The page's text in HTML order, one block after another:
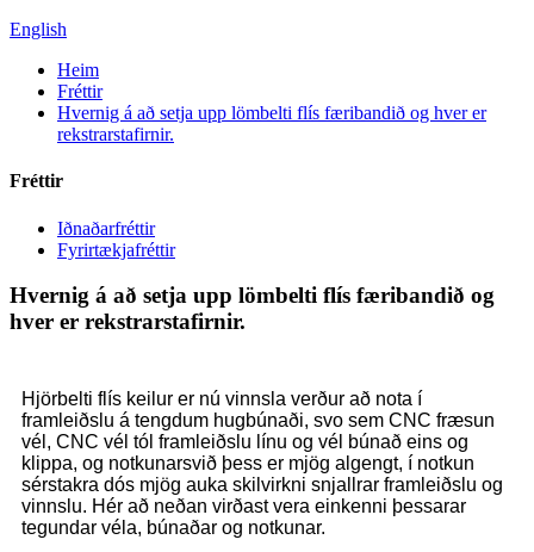
English
Heim
Fréttir
Hvernig á að setja upp lömbelti flís færibandið og hver er
rekstrarstafirnir.
Fréttir
Iðnaðarfréttir
Fyrirtækjafréttir
Hvernig á að setja upp lömbelti flís færibandið og
hver er rekstrarstafirnir.
Hjörbelti flís keilur er nú vinnsla verður að nota í
framleiðslu á tengdum hugbúnaði, svo sem CNC fræsun
vél, CNC vél tól framleiðslu línu og vél búnað eins og
klippa, og notkunarsvið þess er mjög algengt, í notkun
sérstakra dós mjög auka skilvirkni snjallrar framleiðslu og
vinnslu. Hér að neðan virðast vera einkenni þessarar
tegundar véla, búnaðar og notkunar.